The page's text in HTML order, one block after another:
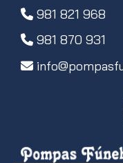
981 821 968
981 870 931
info